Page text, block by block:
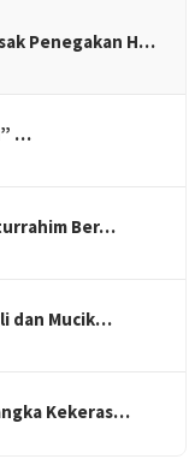
Penegakan H…
…
Ber…
dan Mucik…
Kekeras…